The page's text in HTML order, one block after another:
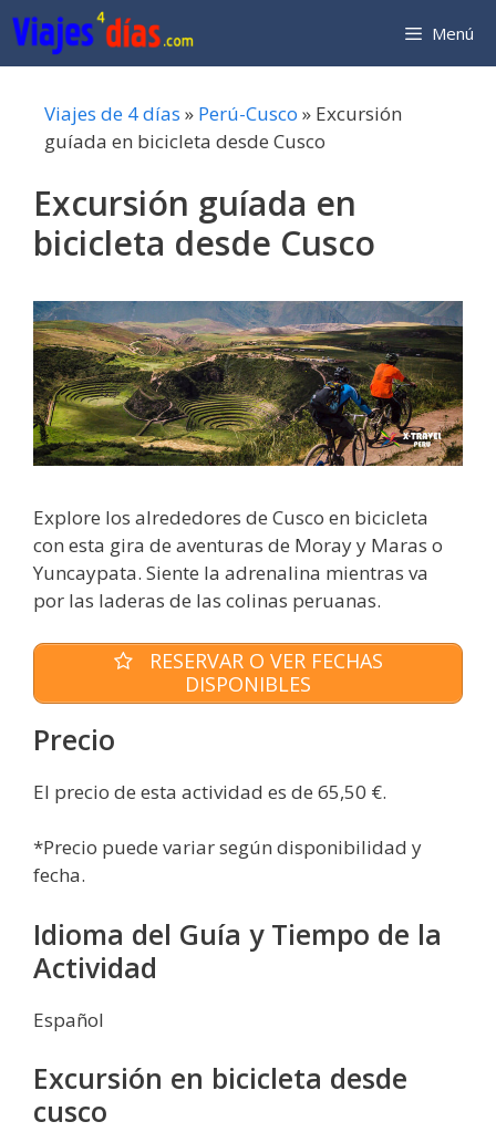
Saltar
al
contenido
Menú
Viajes de 4 días » Perú-Cusco » Excursión
guíada en bicicleta desde Cusco
Excursión guíada en
bicicleta desde Cusco
Explore los alrededores de Cusco en bicicleta
con esta gira de aventuras de Moray y Maras o
Yuncaypata. Siente la adrenalina mientras va
por las laderas de las colinas peruanas.
RESERVAR O VER FECHAS
DISPONIBLES
Precio
El precio de esta actividad es de 65,50 €.
*Precio puede variar según disponibilidad y
fecha.
Idioma del Guía y Tiempo de la
Actividad
Español
Excursión en bicicleta desde
cusco